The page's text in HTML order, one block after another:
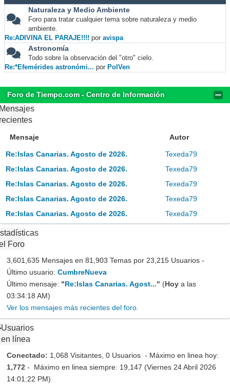
Naturaleza y Medio Ambiente
Foro para tratar cualquier tema sobre naturaleza y medio
ambiente.
Re:ADIVINA EL PARAJE!!!! por avispa
Astronomía
Todo sobre la observación del "otro" cielo.
Re:*Efemérides astronómi... por PolVen
Foro de Tiempo.com - Centro de Información
Mensaje Autor
Re:Islas Canarias. Agosto de 2026.
Texeda79
Re:Islas Canarias. Agosto de 2026.
Texeda79
Re:Islas Canarias. Agosto de 2026.
Texeda79
Re:Islas Canarias. Agosto de 2026.
Texeda79
Re:Islas Canarias. Agosto de 2026.
Texeda79
Foro
3,601,635 Mensajes en 81,903 Temas por 23,215 Usuarios -
Último usuario: CumbreNueva
Último mensaje: "Re:Islas Canarias. Agost..." (Hoy a las
03:34:18 AM)
Ver los mensajes más recientes del foro.
Usuarios
en línea
Conectado: 1,068 Visitantes, 0 Usuarios - Máximo en linea hoy:
1,772 - Máximo en linea siempre: 19,147 (Viernes 24 Abril 2026
14:01:22 PM)